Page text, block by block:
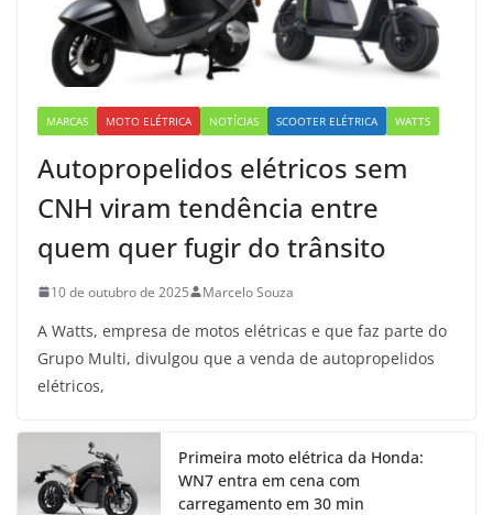
MARCAS MOTO ELÉTRICA NOTÍCIAS SCOOTER ELÉTRICA WATTS
Autopropelidos elétricos sem
CNH viram tendência entre
quem quer fugir do trânsito
10 de outubro de 2025 Marcelo Souza
A Watts, empresa de motos elétricas e que faz parte do
Grupo Multi, divulgou que a venda de autopropelidos
elétricos,
Primeira moto elétrica da Honda:
WN7 entra em cena com
carregamento em 30 min